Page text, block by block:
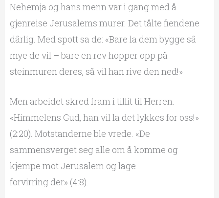
Nehemja og hans menn var i gang med å
gjenreise Jerusalems murer. Det tålte fiendene
dårlig. Med spott sa de: «Bare la dem bygge så
mye de vil – bare en rev hopper opp på
steinmuren deres, så vil han rive den ned!»
Men arbeidet skred fram i tillit til Herren.
«Himmelens Gud, han vil la det lykkes for oss!»
(2:20). Motstanderne ble vrede. «De
sammensverget seg alle om å komme og
kjempe mot Jerusalem og lage
forvirring der» (4:8).